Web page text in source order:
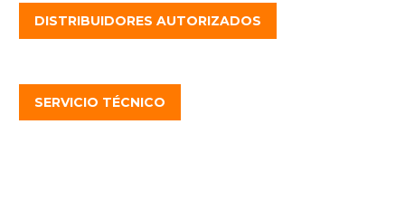
DISTRIBUIDORES AUTORIZADOS
SERVICIO TÉCNICO